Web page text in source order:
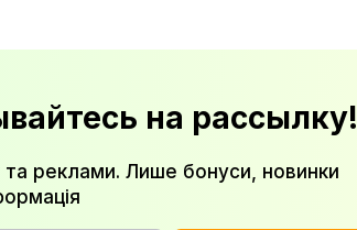
на рассылку!
та реклами. Лише бонуси, новинки